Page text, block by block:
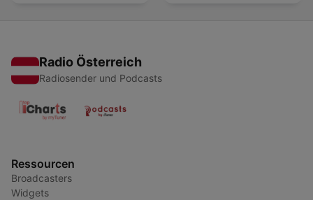
Radio Österreich
Radiosender und Podcasts
Ressourcen
Broadcasters
Widgets